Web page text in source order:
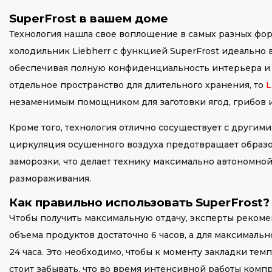
SuperFrost в вашем доме
Технология нашла свое воплощение в самых разных
холодильник Liebherr с функцией SuperFrost
обеспечивая полную конфиденциальность
отдельное пространство для длительного хранения, то
незаменимым помощником для заготовки ягод, грибов
Кроме того, технология отлично сосуществует с
циркуляция осушенного воздуха предотвращает
заморозки, что делает технику максимально
размораживания.
Как правильно использовать SuperFrost?
Чтобы получить максимальную отдачу, эксперты
объема продуктов достаточно 6 часов, а для
24 часа. Это необходимо, чтобы к моменту закладки
стоит забывать, что во время интенсивной работы